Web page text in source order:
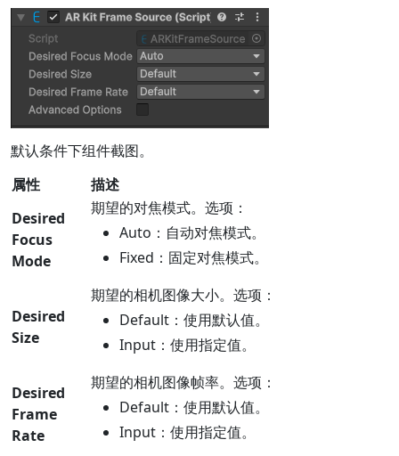
默认条件下组件截图。
属性
描述
Desired
Focus
Mode
期望的对焦模式。选项：
Auto：自动对焦模式。
Fixed：固定对焦模式。
Desired
Size
期望的相机图像大小。选项：
Default：使用默认值。
Input：使用指定值。
Desired
Frame
Rate
期望的相机图像帧率。选项：
Default：使用默认值。
Input：使用指定值。